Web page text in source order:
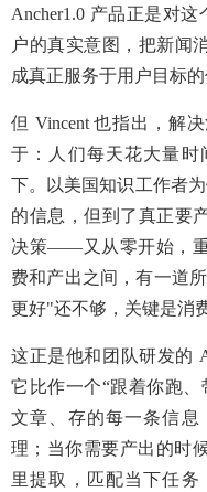
Ancher1.0 产品正是对
户的真实意图，把新闻
成真正服务于用户目标的
但 Vincent 也指出，解
于：人们每天花大量时
下。以美国知识工作者
的信息，但到了真正要
决策——又从零开始，
费和产出之间，有一道
更好"还不够，关键是消
这正是他和团队研发的
它比作一个“跟着你跑
文章、存的每一条信息
理；当你需要产出的时
里提取，匹配当下任